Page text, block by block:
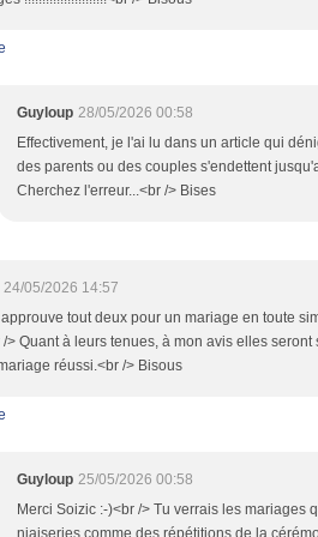
Guyloup 28/05/2026 00:58
Effectivement, je l'ai lu dans un article qui
des parents ou des couples s'endettent
Cherchez l'erreur...<br /> Bises
24/05/2026 14:57
tout deux pour un mariage en toute
/> Quant à leurs tenues, à mon avis elles
réussi.<br /> Bisous
Guyloup 25/05/2026 00:58
Merci Soizic :-)<br /> Tu verrais les mariages
niaiseries comme des répétitions de la